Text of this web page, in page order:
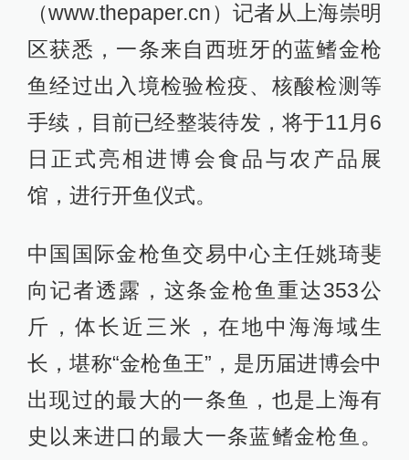
（www.thepaper.cn）记者从上海崇明
区获悉，一条来自西班牙的蓝鳍金枪
鱼经过出入境检验检疫、核酸检测等
手续，目前已经整装待发，将于11月6
日正式亮相进博会食品与农产品展
馆，进行开鱼仪式。
中国国际金枪鱼交易中心主任姚琦斐
向记者透露，这条金枪鱼重达353公
斤，体长近三米，在地中海海域生
长，堪称“金枪鱼王”，是历届进博会中
出现过的最大的一条鱼，也是上海有
史以来进口的最大一条蓝鳍金枪鱼。